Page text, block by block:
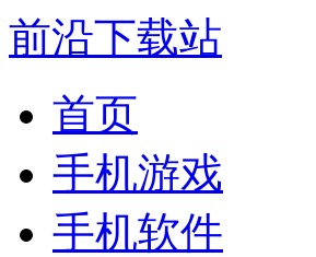
前沿下载站
首页
手机游戏
手机软件